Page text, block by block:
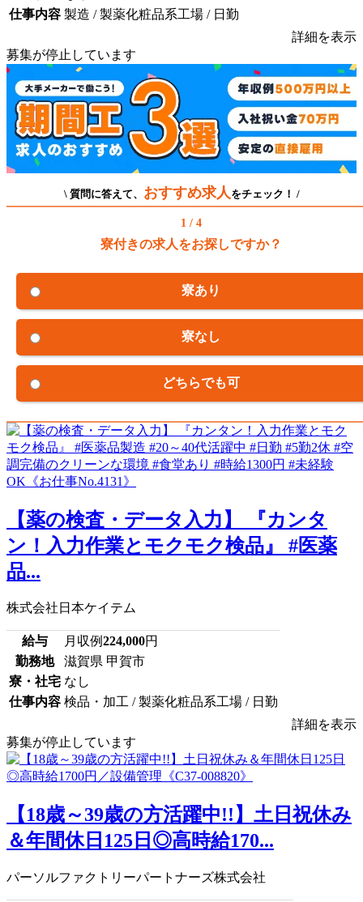
仕事内容 製造 / 製薬化粧品系工場 / 日勤
詳細を表示
募集が停止しています
\ 質問に答えて、 おすすめ求人 をチェック！ /
1 / 4
寮付きの求人をお探しですか？
寮あり
寮なし
どちらでも可
【薬の検査・データ入力】 『カンタ
ン！入力作業とモクモク検品』 #医薬
品...
株式会社日本ケイテム
給与 月収例224,000円
勤務地
滋賀県 甲賀市
寮・社宅 なし
仕事内容 検品・加工 / 製薬化粧品系工場 / 日勤
詳細を表示
募集が停止しています
【18歳～39歳の方活躍中!!】土日祝休み
＆年間休日125日◎高時給170...
パーソルファクトリーパートナーズ株式会社